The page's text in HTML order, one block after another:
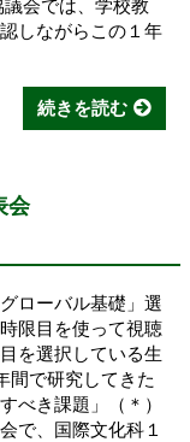
会では、学校教
しながらこの１年
続きを読む
会
ローバル基礎」選
限目を使って視聴
を選択している生
間で研究してきた
べき課題」（＊）
で、国際文化科１